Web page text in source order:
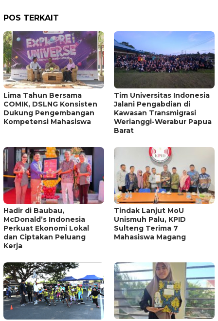
POS TERKAIT
Lima Tahun Bersama
COMIK, DSLNG Konsisten
Dukung Pengembangan
Kompetensi Mahasiswa
Tim Universitas Indonesia
Jalani Pengabdian di
Kawasan Transmigrasi
Werianggi-Werabur Papua
Barat
Hadir di Baubau,
McDonald’s Indonesia
Perkuat Ekonomi Lokal
dan Ciptakan Peluang
Kerja
Tindak Lanjut MoU
Unismuh Palu, KPID
Sulteng Terima 7
Mahasiswa Magang